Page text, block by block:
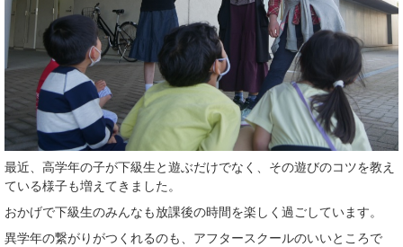
最近、高学年の子が下級生と遊ぶだけでなく、その遊びのコツを教え
ている様子も増えてきました。
おかげで下級生のみんなも放課後の時間を楽しく過ごしています。
異学年の繋がりがつくれるのも、アフタースクールのいいところで